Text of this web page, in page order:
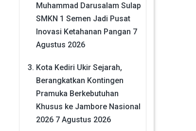
Muhammad Darusalam Sulap
SMKN 1 Semen Jadi Pusat
Inovasi Ketahanan Pangan 7
Agustus 2026
Kota Kediri Ukir Sejarah,
Berangkatkan Kontingen
Pramuka Berkebutuhan
Khusus ke Jambore Nasional
2026 7 Agustus 2026